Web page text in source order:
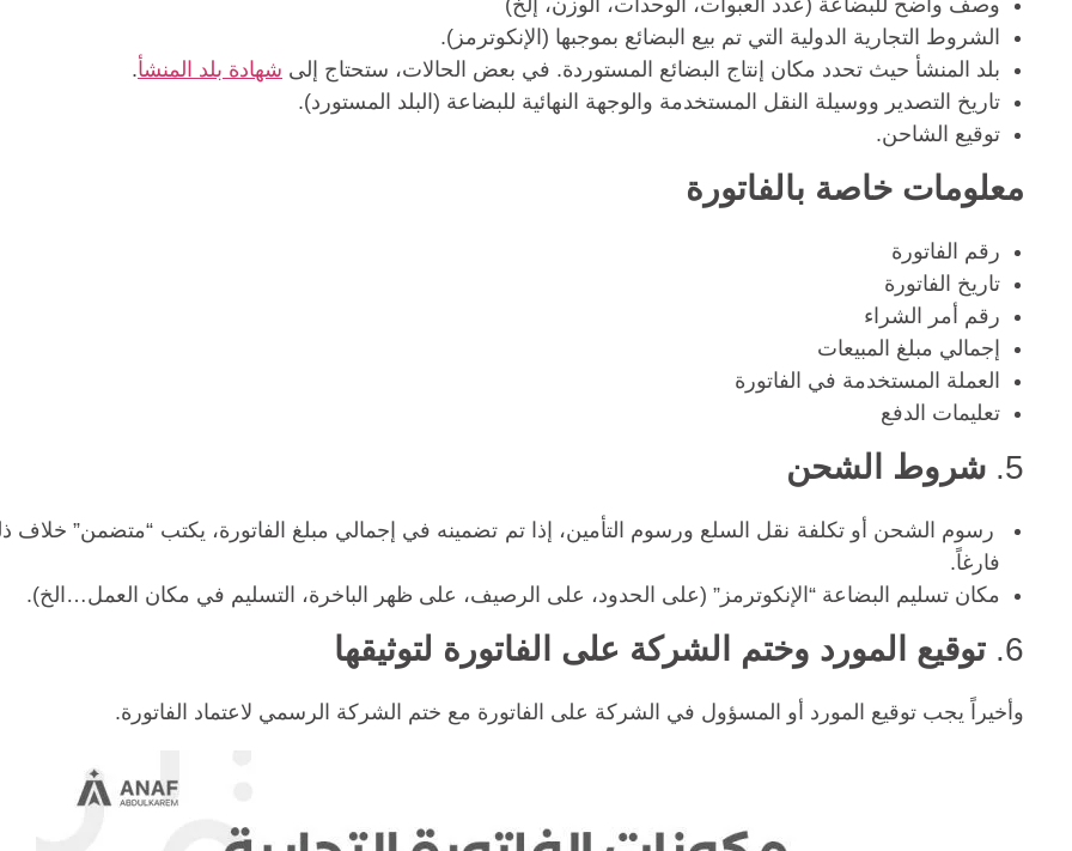
وصف واضح للبضاعة (عدد العبوات، الوحدات، الوزن، إلخ)
الشروط التجارية الدولية التي تم بيع البضائع بموجبها (الإنكوترمز).
بلد المنشأ حيث تحدد مكان إنتاج البضائع المستوردة. في بعض الحالات، ستحتاج إلى شهادة بلد المنشأ.
تاريخ التصدير ووسيلة النقل المستخدمة والوجهة النهائية للبضاعة (البلد المستورد).
توقيع الشاحن.
معلومات خاصة بالفاتورة
رقم الفاتورة
تاريخ الفاتورة
رقم أمر الشراء
إجمالي مبلغ المبيعات
العملة المستخدمة في الفاتورة
تعليمات الدفع
5. شروط الشحن
رسوم الشحن أو تكلفة نقل السلع ورسوم التأمين، إذا تم تضمينه في إجمالي مبلغ الفاتورة، يكتب “متضمن” خلاف
فارغاً.
مكان تسليم البضاعة “الإنكوترمز” (على الحدود، على الرصيف، على ظهر الباخرة، التسليم في مكان العمل…الخ).
6. توقيع المورد وختم الشركة على الفاتورة لتوثيقها
وأخيراً يجب توقيع المورد أو المسؤول في الشركة على الفاتورة مع ختم الشركة الرسمي لاعتماد الفاتورة.